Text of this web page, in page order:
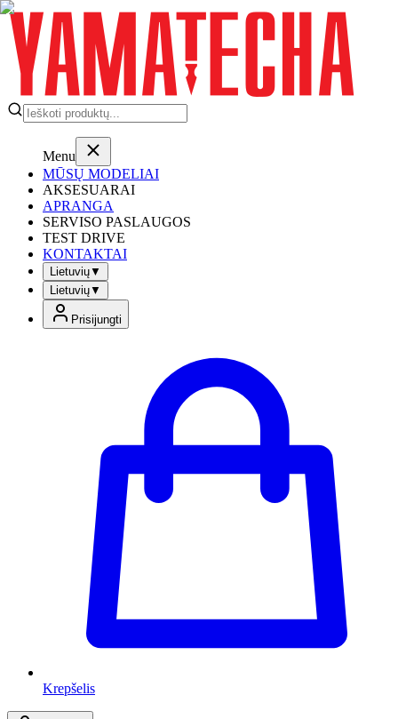
Menu
MŪSŲ MODELIAI
AKSESUARAI
APRANGA
SERVISO PASLAUGOS
TEST DRIVE
KONTAKTAI
Lietuvių▼
Lietuvių▼
Prisijungti
Krepšelis